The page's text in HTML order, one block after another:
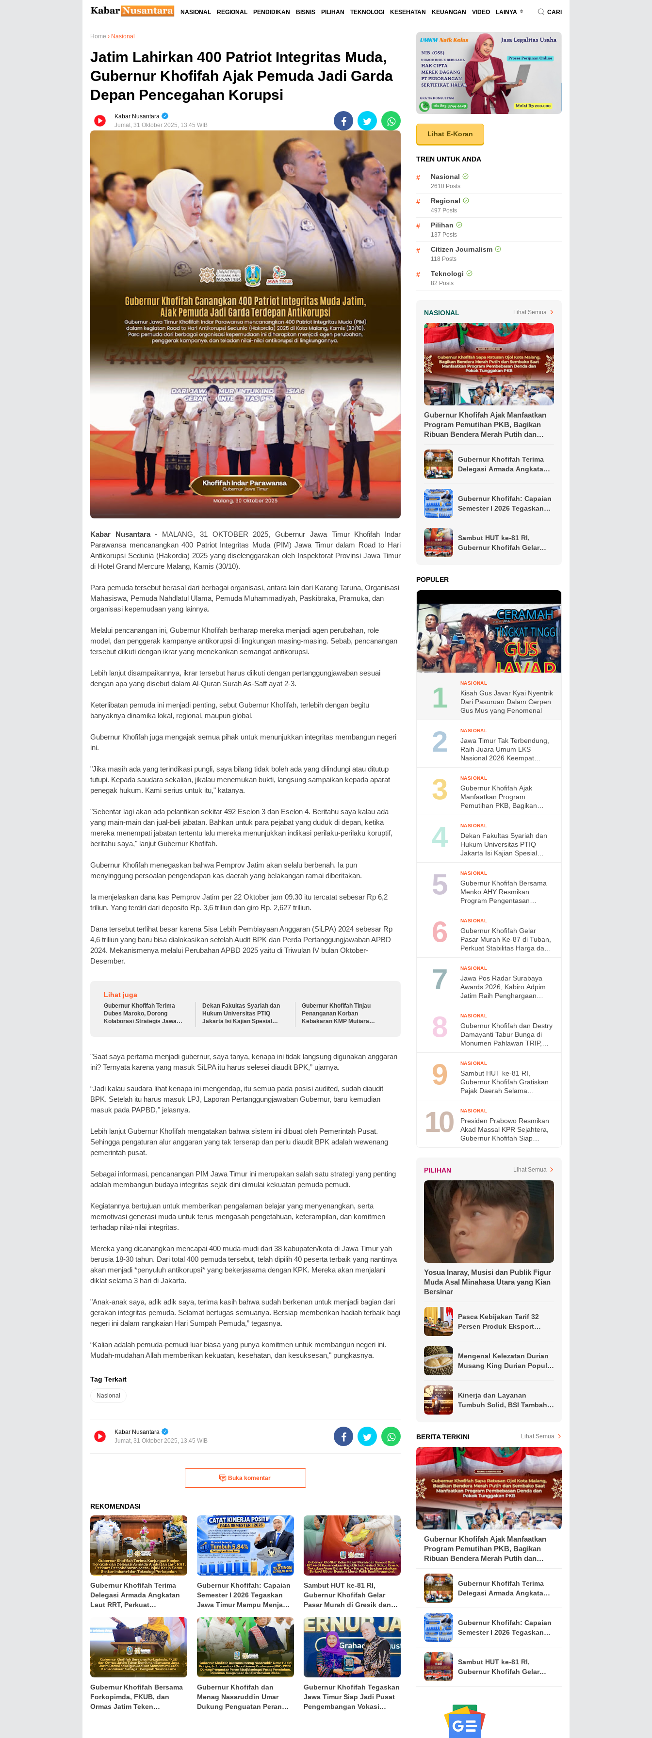
NASIONAL REGIONAL PENDIDIKAN BISNIS PILIHAN TEKNOLOGI KESEHATAN KEUANGAN VIDEO LAINYA CARI
Home › Nasional
Jatim Lahirkan 400 Patriot Integritas Muda,
Gubernur Khofifah Ajak Pemuda Jadi Garda
Depan Pencegahan Korupsi
Kabar Nusantara
Jumat, 31 Oktober 2025, 13.45 WIB
Kabar Nusantara- MALANG, 31 OKTOBER 2025, Gubernur Jawa Timur Khofifah Indar
Parawansa mencanangkan 400 Patriot Integritas Muda (PIM) Jawa Timur dalam Road to Hari
Antikorupsi Sedunia (Hakordia) 2025 yang diselenggarakan oleh Inspektorat Provinsi Jawa Timur
di Hotel Grand Mercure Malang, Kamis (30/10).
Para pemuda tersebut berasal dari berbagai organisasi, antara lain dari Karang Taruna, Organisasi
Mahasiswa, Pemuda Nahdlatul Ulama, Pemuda Muhammadiyah, Paskibraka, Pramuka, dan
organisasi kepemudaan yang lainnya.
Melalui pencanangan ini, Gubernur Khofifah berharap mereka menjadi agen perubahan, role
model, dan penggerak kampanye antikorupsi di lingkungan masing-masing. Sebab, pencanangan
tersebut diikuti dengan ikrar yang menekankan semangat antikorupsi.
Lebih lanjut disampaikannya, ikrar tersebut harus diikuti dengan pertanggungjawaban sesuai
dengan apa yang disebut dalam Al-Quran Surah As-Saff ayat 2-3.
Keterlibatan pemuda ini menjadi penting, sebut Gubernur Khofifah, terlebih dengan begitu
banyaknya dinamika lokal, regional, maupun global.
Gubernur Khofifah juga mengajak semua pihak untuk menunjukkan integritas membangun negeri
ini.
"Jika masih ada yang terindikasi pungli, saya bilang tidak boleh ada yang dilindungi atau ditutup
tutupi. Kepada saudara sekalian, jikalau menemukan bukti, langsung sampaikan kepada aparat
penegak hukum. Kami serius untuk itu," katanya.
"Sebentar lagi akan ada pelantikan sekitar 492 Eselon 3 dan Eselon 4. Beritahu saya kalau ada
yang main-main dan jual-beli jabatan. Bahkan untuk para pejabat yang duduk di depan, ketika
mereka menempati jabatan tertentu lalu mereka menunjukkan indikasi perilaku-perilaku koruptif,
beritahu saya," lanjut Gubernur Khofifah.
Gubernur Khofifah menegaskan bahwa Pemprov Jatim akan selalu berbenah. Ia pun
menyinggung persoalan pengendapan kas daerah yang belakangan ramai diberitakan.
Ia menjelaskan dana kas Pemprov Jatim per 22 Oktober jam 09.30 itu tercatat sebesar Rp 6,2
triliun. Yang terdiri dari deposito Rp. 3,6 triliun dan giro Rp. 2,627 triliun.
Dana tersebut terlihat besar karena Sisa Lebih Pembiayaan Anggaran (SiLPA) 2024 sebesar Rp
4,6 triliun yang baru bisa dialokasikan setelah Audit BPK dan Perda Pertanggungjawaban APBD
2024. Mekanismenya melalui Perubahan APBD 2025 yaitu di Triwulan IV bulan Oktober-
Desember.
Lihat juga
Gubernur Khofifah Terima
Dubes Maroko, Dorong
Kolaborasi Strategis Jawa
Dekan Fakultas Syariah dan
Hukum Universitas PTIQ
Jakarta Isi Kajian Spesial
Gubernur Khofifah Tinjau
Penanganan Korban
Kebakaran KMP Mutiara
"Saat saya pertama menjadi gubernur, saya tanya, kenapa ini tidak langsung digunakan anggaran
ini? Ternyata karena yang masuk SiLPA itu harus selesei diaudit BPK,” ujarnya.
“Jadi kalau saudara lihat kenapa ini mengendap, itu semua pada posisi audited, sudah diaudit
BPK. Setelah itu harus masuk LPJ, Laporan Pertanggungjawaban Gubernur, baru kemudian
masuk pada PAPBD," jelasnya.
Lebih lanjut Gubernur Khofifah mengatakan bahwa sistem ini dibuat oleh Pemerintah Pusat.
Sehingga pengaturan alur anggaran yang tak terserap dan perlu diaudit BPK adalah wewenang
pemerintah pusat.
Sebagai informasi, pencanangan PIM Jawa Timur ini merupakan salah satu strategi yang penting
adalah membangun budaya integritas sejak dini dimulai kekuatan pemuda pemudi.
Kegiatannya bertujuan untuk memberikan pengalaman belajar yang menyenangkan, serta
memotivasi generasi muda untuk terus mengasah pengetahuan, keterampilan, dan komitmen
terhadap nilai-nilai integritas.
Mereka yang dicanangkan mencapai 400 muda-mudi dari 38 kabupaten/kota di Jawa Timur yah
berusia 18-30 tahun. Dari total 400 pemuda tersebut, telah dipilih 40 peserta terbaik yang nantinya
akan menjadi *penyuluh antikorupsi* yang bekerjasama dengan KPK. Mereka akan menjalani
diklat selama 3 hari di Jakarta.
"Anak-anak saya, adik adik saya, terima kasih bahwa sudah berkenan untuk menjadi bagian dari
gerakan integritas pemuda. Selamat bertugas semuanya. Bersiap memberikan hadiah terbaik bagi
negeri ini dalam rangkaian Hari Sumpah Pemuda,” tegasnya.
“Kalian adalah pemuda-pemudi luar biasa yang punya komitmen untuk membangun negeri ini.
Mudah-mudahan Allah memberikan kekuatan, kesehatan, dan kesuksesan," pungkasnya.
Tag Terkait
Nasional
Kabar Nusantara
Jumat, 31 Oktober 2025, 13.45 WIB
Buka komentar
REKOMENDASI
Gubernur Khofifah Terima
Delegasi Armada Angkatan
Laut RRT, Perkuat
Sama Industri Perkapalan
Gubernur Khofifah: Capaian
Semester I 2026 Tegaskan
Jawa Timur Mampu Menjaga
Tertinggi di Pulau Jawa
sekaligus Menekan
Kemiskinan dan
Pengangguran
Sambut HUT ke-81 RI,
Gubernur Khofifah Gelar
Pasar Murah di Gresik dan
Merah Putih
Gubernur Khofifah Bersama
Forkopimda, FKUB, dan
Ormas Jatim Teken
Gubernur Khofifah dan
Menag Nasaruddin Umar
Dukung Penguatan Peran
Gubernur Khofifah Tegaskan
Jawa Timur Siap Jadi Pusat
Pengembangan Vokasi
Lihat E-Koran
TREN UNTUK ANDA
Nasional
2610 Posts
Regional
497 Posts
Pilihan
137 Posts
Citizen Journalism
118 Posts
Teknologi
82 Posts
NASIONAL Lihat Semua
Gubernur Khofifah Ajak Manfaatkan
Program Pemutihan PKB, Bagikan
Ribuan Bendera Merah Putih dan
Gubernur Khofifah Terima
Delegasi Armada Angkatan
Sama Industri Perkapalan
Gubernur Khofifah: Capaian
Semester I 2026 Tegaskan
Tertinggi di Pulau Jawa
sekaligus Menekan
Sambut HUT ke-81 RI,
Gubernur Khofifah Gelar
POPULER
NASIONAL
Kisah Gus Javar Kyai Nyentrik
Dari Pasuruan Dalam Cerpen
Gus Mus yang Fenomenal
NASIONAL
Jawa Timur Tak Terbendung,
Raih Juara Umum LKS
Nasional 2026 Keempat
Apresiasi Prestasi Siswa
Vokasi
NASIONAL
Gubernur Khofifah Ajak
Manfaatkan Program
Pemutihan PKB, Bagikan
dan Sembako kepada Ojol
Malang
NASIONAL
Dekan Fakultas Syariah dan
Hukum Universitas PTIQ
Jakarta Isi Kajian Spesial
di Jepang
NASIONAL
Gubernur Khofifah Bersama
Menko AHY Resmikan
Program Pengentasan
Wujudkan Lingkungan ASRI di
Gresik
NASIONAL
Gubernur Khofifah Gelar
Pasar Murah Ke-87 di Tuban,
Perkuat Stabilitas Harga dan
NASIONAL
Jawa Pos Radar Surabaya
Awards 2026, Kabiro Adpim
Jatim Raih Penghargaan
Inklusif
NASIONAL
Gubernur Khofifah dan Destry
Damayanti Tabur Bunga di
Monumen Pahlawan TRIP,
Kepahlawanan
NASIONAL
Sambut HUT ke-81 RI,
Gubernur Khofifah Gratiskan
Pajak Daerah Selama
NASIONAL
Presiden Prabowo Resmikan
Akad Massal KPR Sejahtera,
Gubernur Khofifah Siap
PILIHAN
Lihat Semua
Yosua Inaray, Musisi dan Publik Figur
Muda Asal Minahasa Utara yang Kian
Bersinar
Pasca Kebijakan Tarif 32
Persen Produk Eksport
Ajak Apindo Jatim Siapkan
Langkah Intervensi Jaga
Mengenal Kelezatan Durian
Musang King Durian Populer
Kinerja dan Layanan
Tumbuh Solid, BSI Tambah
BERITA TERKINI
Lihat Semua
Gubernur Khofifah Ajak Manfaatkan
Program Pemutihan PKB, Bagikan
Ribuan Bendera Merah Putih dan
Gubernur Khofifah Terima
Delegasi Armada Angkatan
Sama Industri Perkapalan
Gubernur Khofifah: Capaian
Semester I 2026 Tegaskan
Tertinggi di Pulau Jawa
sekaligus Menekan
Sambut HUT ke-81 RI,
Gubernur Khofifah Gelar